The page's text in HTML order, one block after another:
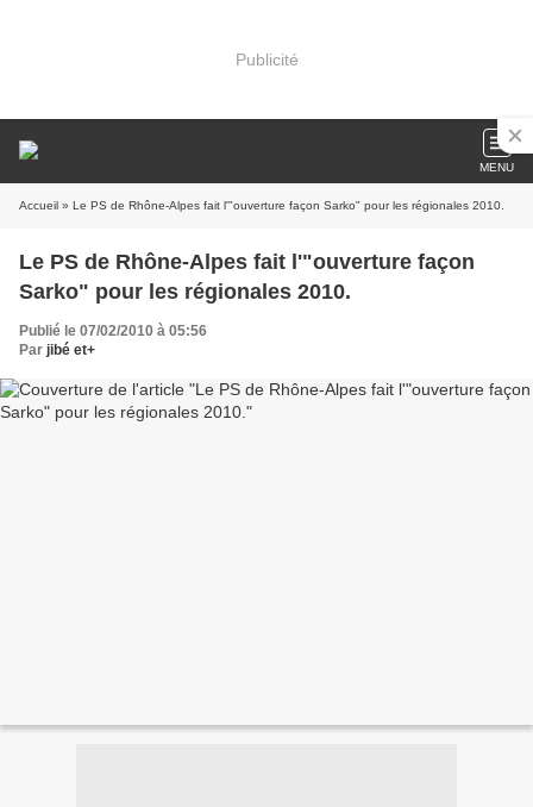
Publicité
MENU
Accueil » Le PS de Rhône-Alpes fait l'"ouverture façon Sarko" pour les régionales 2010.
Le PS de Rhône-Alpes fait l'"ouverture façon
Sarko" pour les régionales 2010.
Publié le 07/02/2010 à 05:56
Par jibé et+